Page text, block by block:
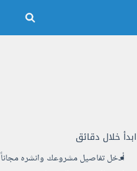
ابدأ خلال دقائق
أدخل تفاصيل مشروعك وانشره مجاناً